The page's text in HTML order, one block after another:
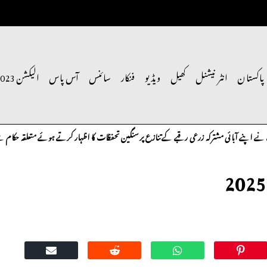
پاکستان انٹر نیشنل کھیل ویڈیو فنکار سائنس آس پاس الیکشن 2023
زرعی رقبے کے تنازع پر سنگین تحفظات کا اظہار کرتے ہوئے متعلقہ حکام سے فوری